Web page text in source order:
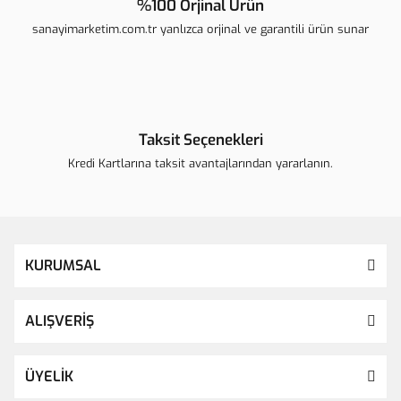
%100 Orjinal Ürün
sanayimarketim.com.tr yanlızca orjinal ve garantili ürün sunar
Taksit Seçenekleri
Kredi Kartlarına taksit avantajlarından yararlanın.
KURUMSAL
ALIŞVERİŞ
ÜYELİK